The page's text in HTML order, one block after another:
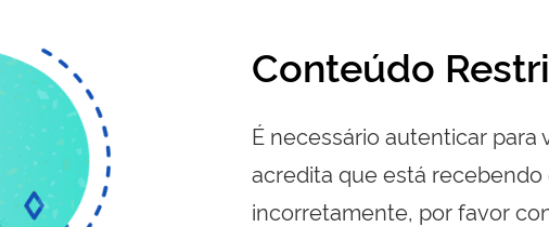
Conteúdo
É necessário autenticar para
acredita que está
incorretamente, por favor